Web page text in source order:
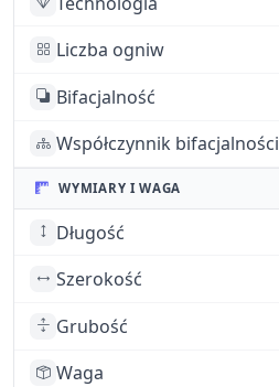
Liczba ogniw
Bifacjalność
Współczynnik bifacjalności
WYMIARY I WAGA
Długość
Szerokość
Grubość
Waga